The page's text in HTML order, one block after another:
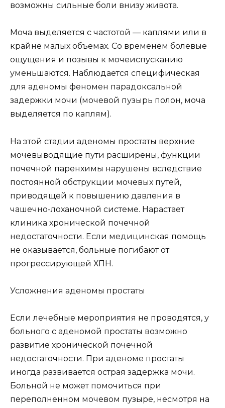
возможны сильные боли внизу живота.
Моча выделяется с частотой — каплями или в
крайне малых объемах. Со временем болевые
ощущения и позывы к мочеиспусканию
уменьшаются. Наблюдается специфическая
для аденомы феномен парадоксальной
задержки мочи (мочевой пузырь полон, моча
выделяется по каплям).
На этой стадии аденомы простаты верхние
мочевыводящие пути расширены, функции
почечной паренхимы нарушены вследствие
постоянной обструкции мочевых путей,
приводящей к повышению давления в
чашечно-лоханочной системе. Нарастает
клиника хронической почечной
недостаточности. Если медицинская помощь
не оказывается, больные погибают от
прогрессирующей ХПН.
Усложнения аденомы простаты
Если лечебные мероприятия не проводятся, у
больного с аденомой простаты возможно
развитие хронической почечной
недостаточности. При аденоме простаты
иногда развивается острая задержка мочи.
Больной не может помочиться при
переполненном мочевом пузыре, несмотря на